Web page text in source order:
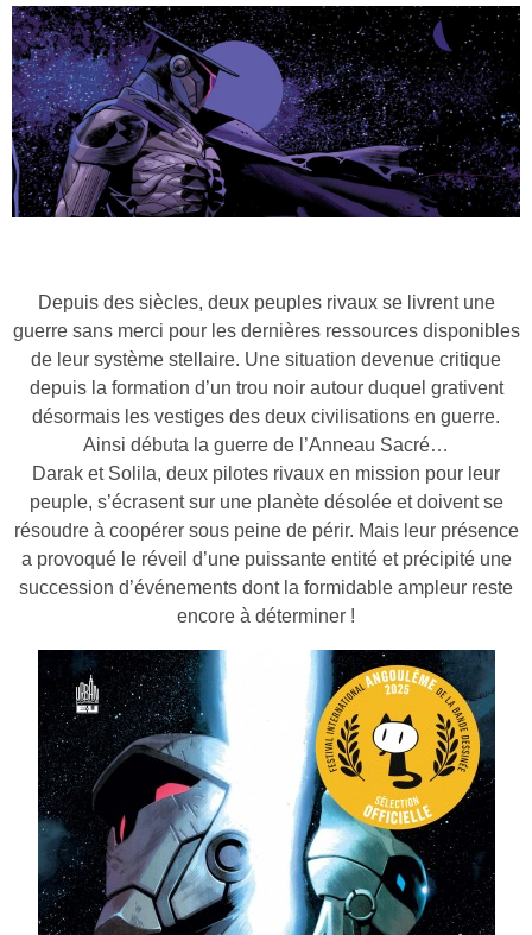
Depuis des siècles, deux peuples rivaux se livrent une
guerre sans merci pour les dernières ressources disponibles
de leur système stellaire. Une situation devenue critique
depuis la formation d’un trou noir autour duquel grativent
désormais les vestiges des deux civilisations en guerre.
Ainsi débuta la guerre de l’Anneau Sacré…
Darak et Solila, deux pilotes rivaux en mission pour leur
peuple, s’écrasent sur une planète désolée et doivent se
résoudre à coopérer sous peine de périr. Mais leur présence
a provoqué le réveil d’une puissante entité et précipité une
succession d’événements dont la formidable ampleur reste
encore à déterminer !